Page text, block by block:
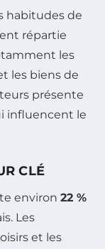
habitudes de
répartie
les
les biens de
présente
influencent le
CLÉ
environ 22 %
Les
et les